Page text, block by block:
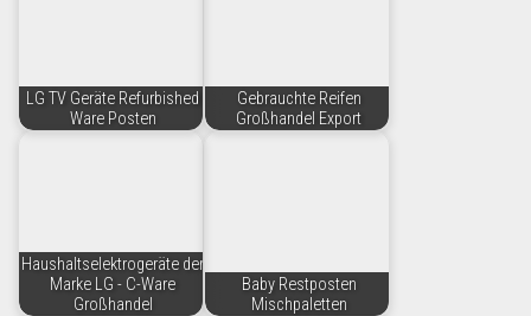
Newsletter
LG TV Geräte Refurbished
Ware Posten
Gebrauchte Reifen
Großhandel Export
Haushaltselektrogeräte der
Marke LG - C-Ware
Großhandel
Baby Restposten
Mischpaletten